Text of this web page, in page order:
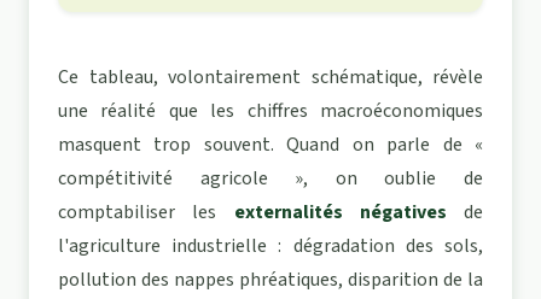
Ce tableau, volontairement schématique, révèle
une réalité que les chiffres macroéconomiques
masquent trop souvent. Quand on parle de «
compétitivité agricole », on oublie de
comptabiliser les externalités négatives de
l'agriculture industrielle : dégradation des sols,
pollution des nappes phréatiques, disparition de la